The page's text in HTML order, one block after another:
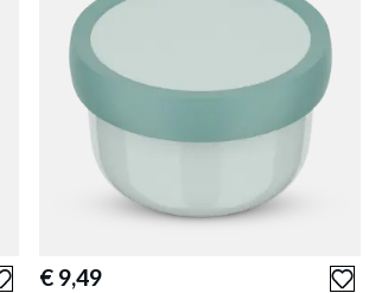
€ 9,49